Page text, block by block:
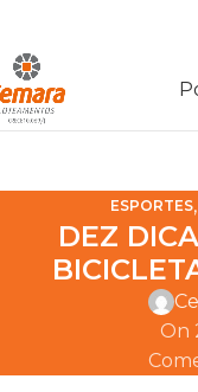
ESPORTES,
DEZ
On